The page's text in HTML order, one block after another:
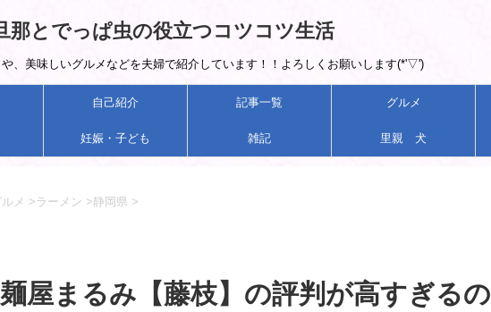
那とでっぱ虫の役立つコツコツ生活
や、美味しいグルメなどを夫婦で紹介しています！！よろしくお願いします(*'▽')
自己紹介 記事一覧 グルメ
妊娠・子ども 雑記 里親 犬
ルメ >ラーメン >静岡県 >
屋まるみ【藤枝】の評判が高すぎるの